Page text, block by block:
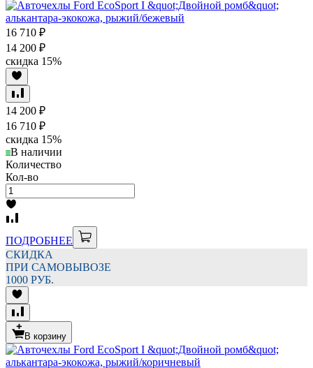
16 710 ₽
14 200 ₽
скидка 15%
14 200 ₽
16 710 ₽
скидка 15%
В наличии
Количество
Кол-во
ПОДРОБНЕЕ
СКИДКА
ПРИ САМОВЫВОЗЕ
1000 РУБ.
В корзину